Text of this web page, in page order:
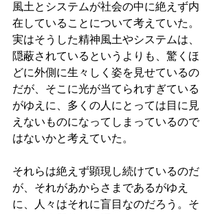
風土とシステムが社会の中に絶えず内
在していることについて考えていた。
実はそうした精神風土やシステムは、
隠蔽されているというよりも、驚くほ
どに外側に生々しく姿を見せているの
だが、そこに光が当てられすぎている
がゆえに、多くの人にとっては目に見
えないものになってしまっているので
はないかと考えていた。
それらは絶えず顕現し続けているのだ
が、それがあからさまであるがゆえ
に、人々はそれに盲目なのだろう。そ